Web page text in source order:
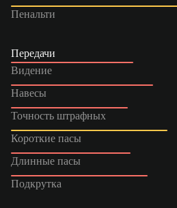
Пенальти
Передачи
Видение
Навесы
Точность штрафных
Короткие пасы
Длинные пасы
Подкрутка